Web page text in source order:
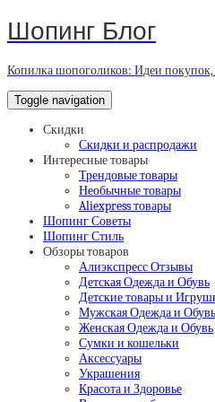
Шопинг Блог
Копилка шопоголиков: Идеи
Toggle navigation
Скидки
Скидки и распродажи
Интересные товары
Трендовые товары
Необычные товары
Aliexpress товары
Шопинг Советы
Шопинг Стиль
Обзоры товаров
Алиэкспресс Отзывы
Детская Одежда и Обувь
Детские товары и
Мужская Одежда и Обувь
Женская Одежда и Обувь
Сумки и кошельки
Аксессуары
Украшения
Красота и Здоровье